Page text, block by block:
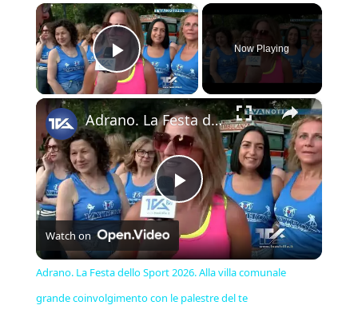
×
Play Video
Now Playing
×
Play
Video
Adrano. La Festa dello Sport 2026. Alla villa comunale grande coinvolgimento con le palestre del te
Watch on
Adrano. La Festa dello Sport 2026. Alla villa comunale
grande coinvolgimento con le palestre del te